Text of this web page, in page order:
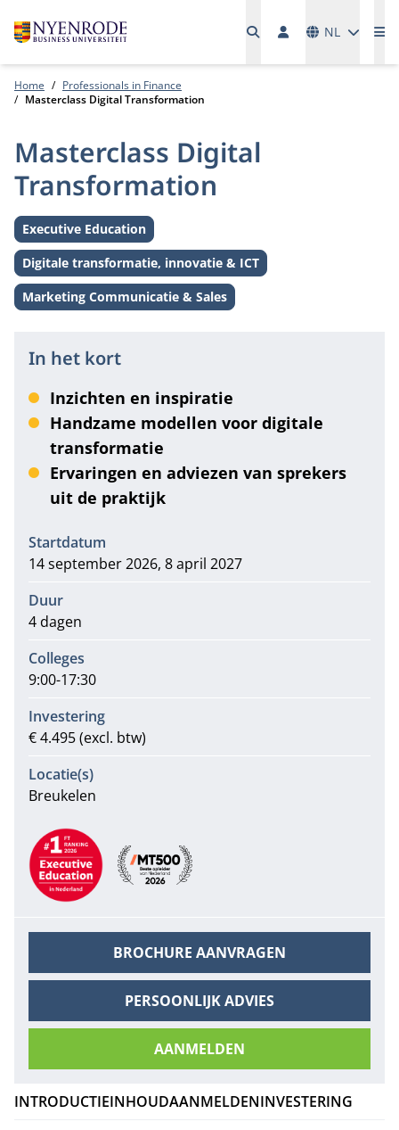
NL
Home
Professionals in Finance
Masterclass Digital Transformation
Masterclass Digital
Transformation
Level:
Executive Education
Thema:
Digitale transformatie, innovatie & ICT
Thema:
Marketing Communicatie & Sales
In het kort
Inzichten en inspiratie
Handzame modellen voor digitale
transformatie
Ervaringen en adviezen van sprekers
uit de praktijk
Informatie
Startdatum
14 september 2026, 8 april 2027
Duur
4 dagen
Colleges
9:00-17:30
Investering
€ 4.495 (excl. btw)
Locatie(s)
Breukelen
Aanbevelingen
BROCHURE AANVRAGEN
PERSOONLIJK ADVIES
AANMELDEN
INTRODUCTIEINHOUDAANMELDENINVESTERING